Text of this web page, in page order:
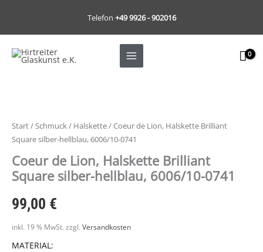
springen
Telefon +49 9926 - 902016
Start/Schmuck/ Halskette/ Coeur de Lion, Halskette Brilliant
Square silber-hellblau, 6006/10-0741
Coeur de Lion, Halskette Brilliant
Square silber-hellblau, 6006/10-0741
99,00 €
inkl. 19 % MwSt. zzgl. Versandkosten
MATERIAL: